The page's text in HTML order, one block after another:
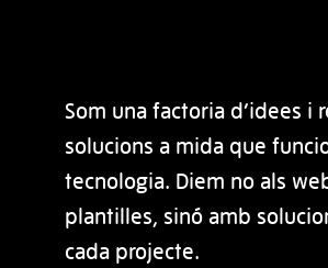
Som una factoria d’idees i
solucions a mida que
tecnologia. Diem no als
plantilles, sinó amb
cada projecte.